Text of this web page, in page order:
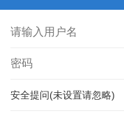
安全提问(未设置请忽略)